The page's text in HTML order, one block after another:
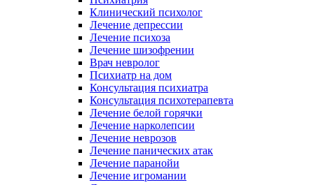
Клинический психолог
Лечение депрессии
Лечение психоза
Лечение шизофрении
Врач невролог
Психиатр на дом
Консультация психиатра
Консультация психотерапевта
Лечение белой горячки
Лечение нарколепсии
Лечение неврозов
Лечение панических атак
Лечение паранойи
Лечение игромании